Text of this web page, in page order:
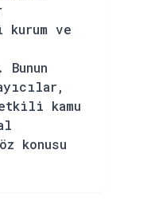
ve
kamu
konusu